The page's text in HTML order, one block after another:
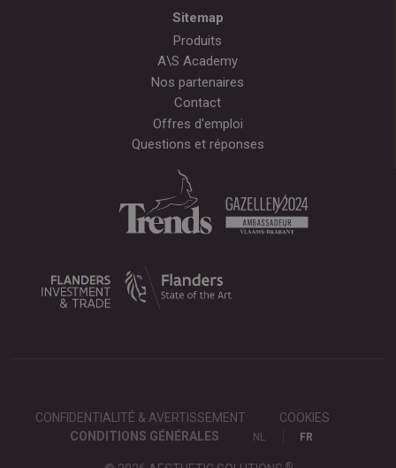
Sitemap
Produits
A\S Academy
Nos partenaires
Contact
Offres d'emploi
Questions et réponses
CONFIDENTIALITÉ & AVERTISSEMENT
COOKIES
CONDITIONS GÉNÉRALES
NL FR
®